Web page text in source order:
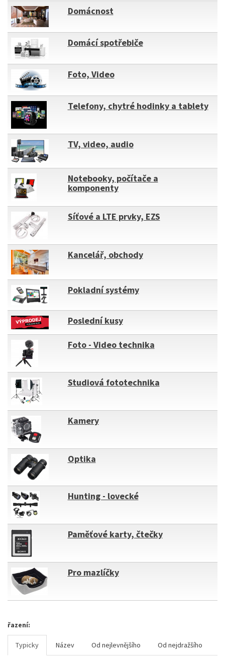
Domácnost
Domácí spotřebiče
Foto, Video
Telefony, chytré hodinky a tablety
TV, video, audio
Notebooky, počítače a
komponenty
Síťové a LTE prvky, EZS
Kancelář, obchody
Pokladní systémy
Poslední kusy
Foto - Video technika
Studiová fototechnika
Kamery
Optika
Hunting - lovecké
Paměťové karty, čtečky
Pro mazlíčky
řazení:
Typicky Název Od nejlevnějšího Od nejdražšího